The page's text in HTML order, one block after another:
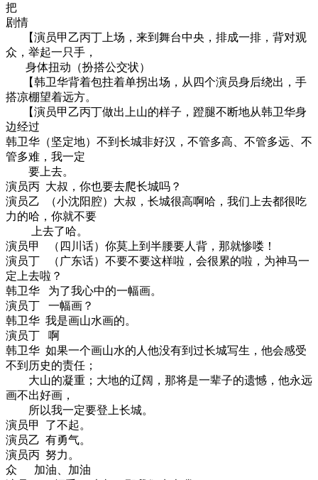
把
剧情
【演员甲乙丙丁上场，来到舞台中央，排成一排，背对观
众，举起一只手，
身体扭动（扮搭公交状）
【韩卫华背着包拄着单拐出场，从四个演员身后绕出，手
搭凉棚望着远方。
【演员甲乙丙丁做出上山的样子，蹬腿不断地从韩卫华身
边经过
韩卫华（坚定地）不到长城非好汉，不管多高、不管多远、不
管多难，我一定
要上去。
演员丙 大叔，你也要去爬长城吗？
演员乙 （小沈阳腔）大叔，长城很高啊哈，我们上去都很吃
力的哈，你就不要
上去了哈。
演员甲 （四川话）你莫上到半腰要人背，那就惨喽！
演员丁 （广东话）不要不要这样啦，会很累的啦，为神马一
定上去啦？
韩卫华 为了我心中的一幅画。
演员丁 一幅画？
韩卫华 我是画山水画的。
演员丁 啊
韩卫华 如果一个画山水的人他没有到过长城写生，他会感受
不到历史的责任；
大山的凝重；大地的辽阔，那将是一辈子的遗憾，他永远
画不出好画，
所以我一定要登上长城。
演员甲 了不起。
演员乙 有勇气。
演员丙 努力。
众 加油、加油